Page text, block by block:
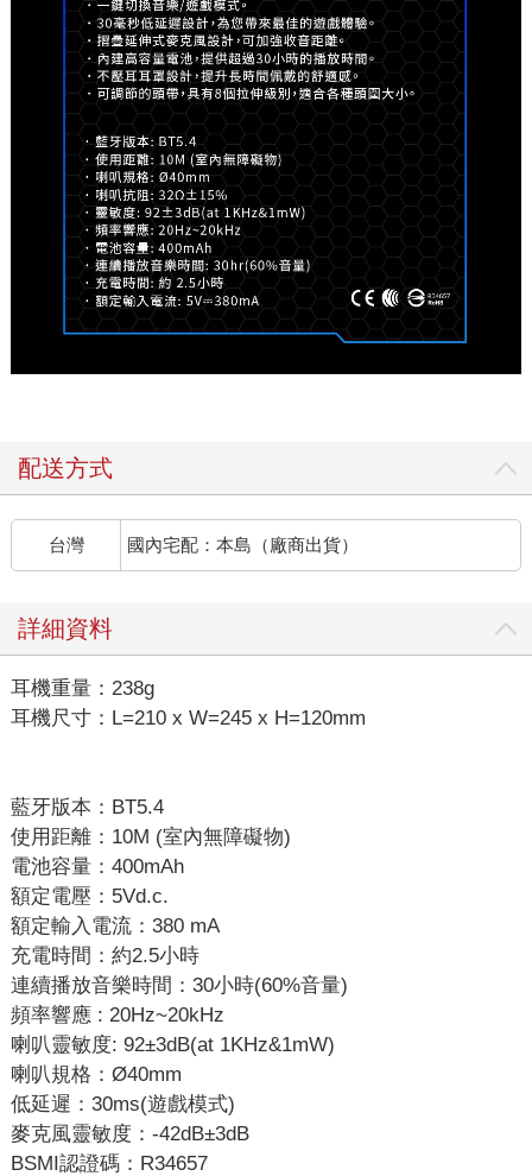
配送方式
台灣 國內宅配：本島（廠商出貨）
詳細資料
耳機重量：238g
耳機尺寸：L=210 x W=245 x H=120mm
藍牙版本：BT5.4
使用距離：10M (室內無障礙物)
電池容量：400mAh
額定電壓：5Vd.c.
額定輸入電流：380 mA
充電時間：約2.5小時
連續播放音樂時間：30小時(60%音量)
頻率響應 : 20Hz~20kHz
喇叭靈敏度: 92±3dB(at 1KHz&1mW)
喇叭規格：Ø40mm
低延遲：30ms(遊戲模式)
麥克風靈敏度：-42dB±3dB
BSMI認證碼：R34657